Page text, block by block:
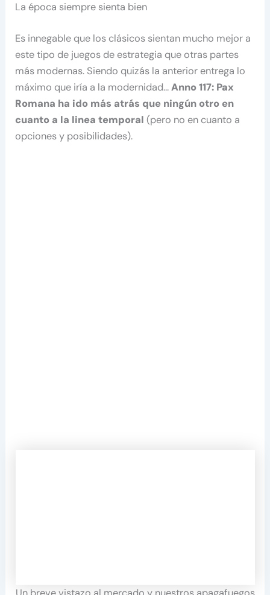
La época siempre sienta bien
Es innegable que los clásicos sientan mucho mejor a
este tipo de juegos de estrategia que otras partes
más modernas. Siendo quizás la anterior entrega lo
máximo que iría a la modernidad…Anno 117: Pax
Romana ha ido más atrás que ningún otro en
cuanto a la linea temporal (pero no en cuanto a
opciones y posibilidades).